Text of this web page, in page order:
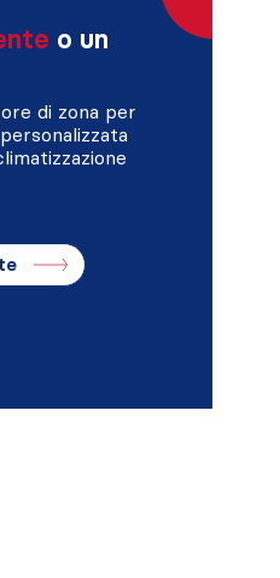
o un
di zona per